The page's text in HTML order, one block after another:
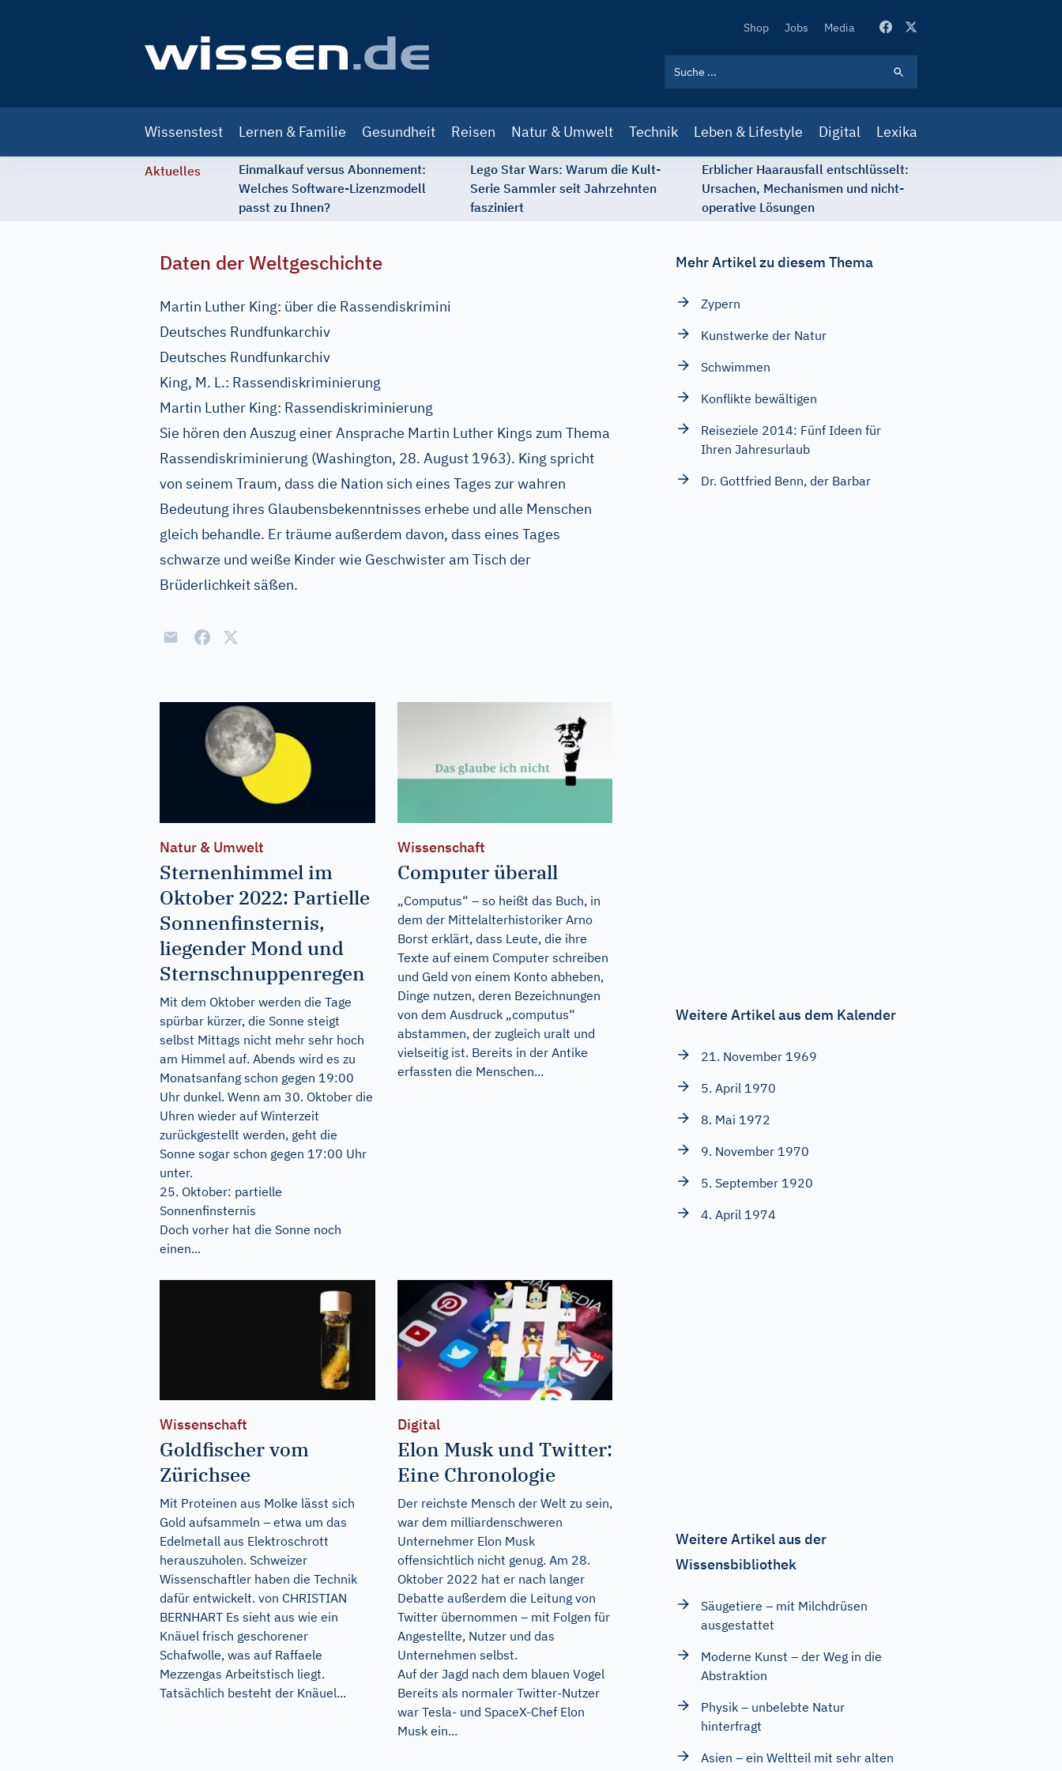
Secondary
Shop Jobs Media
navigation
Wissenstest Lernen & Familie Gesundheit Reisen Natur & Umwelt Technik Leben & Lifestyle Digital Lexika
Aktuelles
Einmalkauf versus Abonnement:
Welches Software-Lizenzmodell
passt zu Ihnen?
Lego Star Wars: Warum die Kult-
Serie Sammler seit Jahrzehnten
fasziniert
Erblicher Haarausfall entschlüsselt:
Ursachen, Mechanismen und nicht-
operative Lösungen
Daten der Weltgeschichte
Martin Luther King: über die Rassendiskrimini
Deutsches Rundfunkarchiv
Deutsches Rundfunkarchiv
King, M. L.: Rassendiskriminierung
Martin Luther King: Rassendiskriminierung
Sie hören den Auszug einer Ansprache Martin Luther Kings zum Thema
Rassendiskriminierung (Washington, 28. August 1963). King spricht
von seinem Traum, dass die Nation sich eines Tages zur wahren
Bedeutung ihres Glaubensbekenntnisses erhebe und alle Menschen
gleich behandle. Er träume außerdem davon, dass eines Tages
schwarze und weiße Kinder wie Geschwister am Tisch der
Brüderlichkeit säßen.
Natur & Umwelt
Sternenhimmel im
Oktober 2022: Partielle
Sonnenfinsternis,
liegender Mond und
Sternschnuppenregen
Mit dem Oktober werden die Tage
spürbar kürzer, die Sonne steigt
selbst Mittags nicht mehr sehr hoch
am Himmel auf. Abends wird es zu
Monatsanfang schon gegen 19:00
Uhr dunkel. Wenn am 30. Oktober die
Uhren wieder auf Winterzeit
zurückgestellt werden, geht die
Sonne sogar schon gegen 17:00 Uhr
unter.
25. Oktober: partielle
Sonnenfinsternis
Doch vorher hat die Sonne noch
einen...
Wissenschaft
Computer überall
„Computus“ – so heißt das Buch, in
dem der Mittelalterhistoriker Arno
Borst erklärt, dass Leute, die ihre
Texte auf einem Computer schreiben
und Geld von einem Konto abheben,
Dinge nutzen, deren Bezeichnungen
von dem Ausdruck „computus“
abstammen, der zugleich uralt und
vielseitig ist. Bereits in der Antike
erfassten die Menschen...
Wissenschaft
Goldfischer vom
Zürichsee
Mit Proteinen aus Molke lässt sich
Gold aufsammeln – etwa um das
Edelmetall aus Elektroschrott
herauszuholen. Schweizer
Wissenschaftler haben die Technik
dafür entwickelt. von CHRISTIAN
BERNHART Es sieht aus wie ein
Knäuel frisch geschorener
Schafwolle, was auf Raffaele
Mezzengas Arbeitstisch liegt.
Tatsächlich besteht der Knäuel...
Digital
Elon Musk und Twitter:
Eine Chronologie
Der reichste Mensch der Welt zu sein,
war dem milliardenschweren
Unternehmer Elon Musk
offensichtlich nicht genug. Am 28.
Oktober 2022 hat er nach langer
Debatte außerdem die Leitung von
Twitter übernommen – mit Folgen für
Angestellte, Nutzer und das
Unternehmen selbst.
Auf der Jagd nach dem blauen Vogel
Bereits als normaler Twitter-Nutzer
war Tesla- und SpaceX-Chef Elon
Musk ein...
Mehr Artikel zu diesem Thema
Zypern
Kunstwerke der Natur
Schwimmen
Konflikte bewältigen
Reiseziele 2014: Fünf Ideen für
Ihren Jahresurlaub
Dr. Gottfried Benn, der Barbar
Weitere Artikel aus dem Kalender
21. November 1969
5. April 1970
8. Mai 1972
9. November 1970
5. September 1920
4. April 1974
Weitere Artikel aus der
Wissensbibliothek
Säugetiere – mit Milchdrüsen
ausgestattet
Moderne Kunst – der Weg in die
Abstraktion
Physik – unbelebte Natur
hinterfragt
Asien – ein Weltteil mit sehr alten